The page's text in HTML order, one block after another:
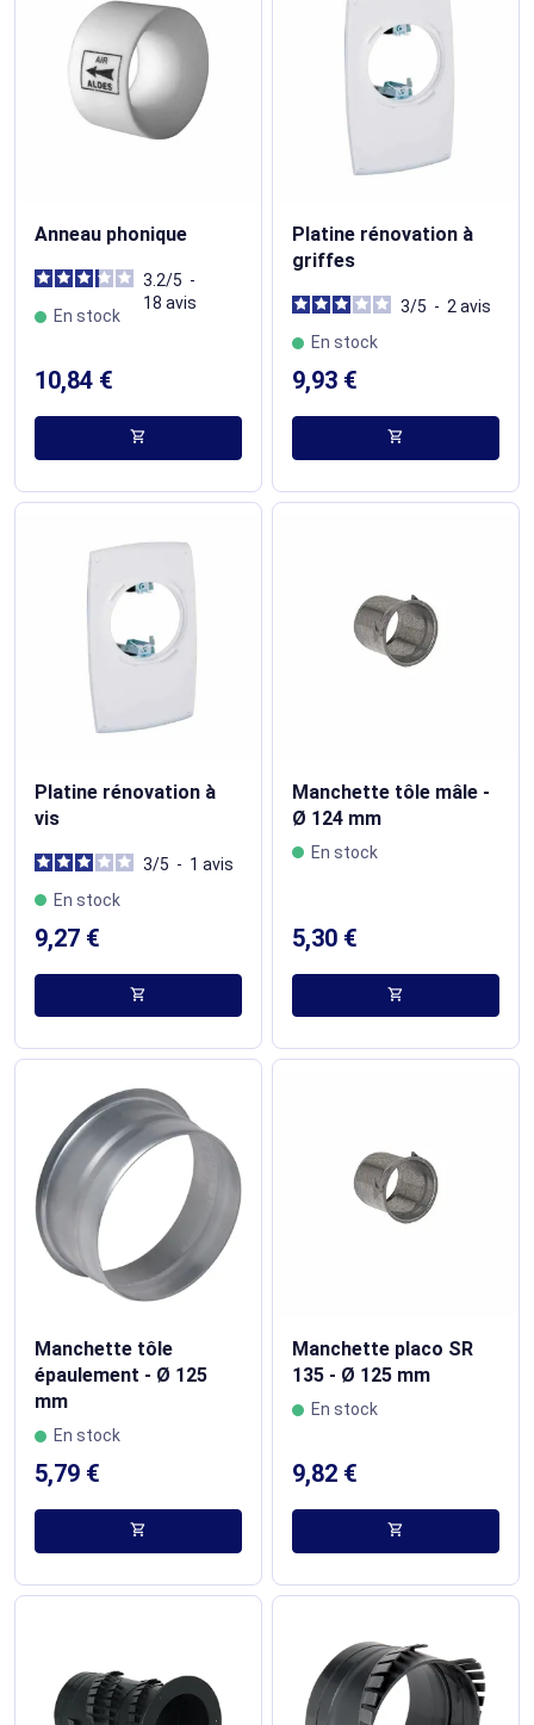
Anneau phonique
3.2/5 -
18 avis
En stock
10,84 €
shopping_cart
Platine rénovation à
griffes
3/5 - 2avis
En stock
9,93 €
shopping_cart
Platine rénovation à
vis
3/5 - 1 avis
En stock
9,27 €
shopping_cart
Manchette tôle mâle -
Ø 124 mm
En stock
5,30 €
shopping_cart
Manchette tôle
épaulement - Ø 125
mm
En stock
5,79 €
shopping_cart
Manchette placo SR
135 - Ø 125 mm
En stock
9,82 €
shopping_cart